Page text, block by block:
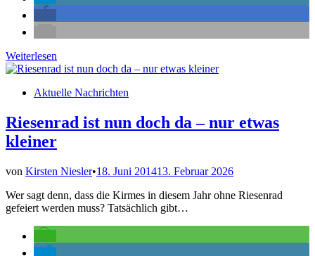
Hippendorf:
„100
Freibad
Sport-
und
Fitnesspark
Weiterlesen
Veröffentlicht
Aktuelle Nachrichten
Riesenrad ist nun doch da – nur etwas
kleiner
von Kirsten Niesler•18. Juni 201413. Februar 2026
Wer sagt denn, dass die Kirmes in diesem Jahr ohne Riesenrad
gefeiert werden muss? Tatsächlich gibt…